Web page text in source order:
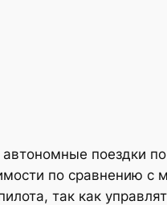
поездки
по сравнению с
так как